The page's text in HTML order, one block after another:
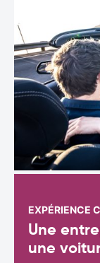
EXPÉRIENCE
Une
une